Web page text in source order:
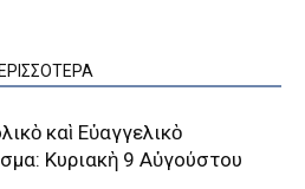
καὶ Εὐαγγελικὸ
Κυριακὴ 9 Αὐγούστου